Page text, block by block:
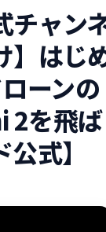
チャン
はじ
ーンの
2を飛ば
式】